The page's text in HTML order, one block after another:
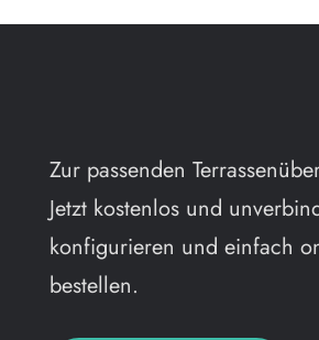
Zur passenden
Jetzt kostenlos und
konfigurieren und einfach
bestellen.